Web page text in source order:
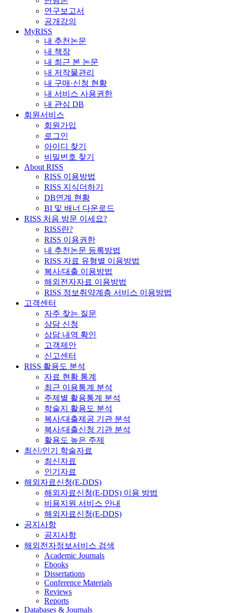
연구보고서
공개강의
MyRISS
내 추천논문
내 책장
내 최근 본 논문
내 저작물관리
내 구매·신청 현황
내 서비스 사용권한
내 관심 DB
회원서비스
회원가입
로그인
아이디 찾기
비밀번호 찾기
About RISS
RISS 이용방법
RISS 지식더하기
DB연계 현황
BI 및 배너 다운로드
RISS 처음 방문 이세요?
RISS란?
RISS 이용권한
내 추천논문 등록방법
RISS 자료 유형별 이용방법
복사/대출 이용방법
해외전자자료 이용방법
RISS 정보취약계층 서비스 이용방법
고객센터
자주 찾는 질문
상담 신청
상담 내역 확인
고객제안
신고센터
RISS 활용도 분석
자료 현황 통계
최근 이용통계 분석
주제별 활용통계 분석
학술지 활용도 분석
복사/대출제공 기관 분석
복사/대출신청 기관 분석
활용도 높은 주제
최신/인기 학술자료
최신자료
인기자료
해외자료신청(E-DDS)
해외자료신청(E-DDS) 이용 방법
비용지원 서비스 안내
해외자료신청(E-DDS)
공지사항
공지사항
해외전자정보서비스 검색
Academic Journals
Ebooks
Dissertations
Conference Materials
Reviews
Reports
Databases & Journals